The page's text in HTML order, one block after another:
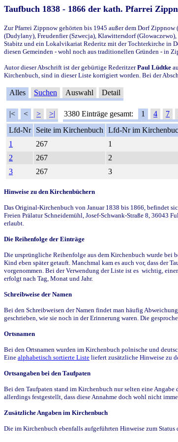
Taufbuch 1838 - 1866 der kath. Pfarrei
Zur Pfarrei Zippnow gehörten bis 1945 außer dem Dorf
(Dudylany), Freudenfier (Szwecja), Klawittersdorf
Stabitz und ein Lokalvikariat Rederitz mit der Tochterkirche in
diesen Gemeinden - wohl noch aus traditionellen Gründen - in
Autor dieser Abschrift ist der gebürtige RederitzerPaul Lüdtke
Kirchenbuch, sind in dieser Liste korrigiert worden. Bei der
Alles Suchen Auswahl Detail
|< < > >| 3380 Einträge gesamt: 1 4 7
Lfd-Nr
Seite im Kirchenbuch Lfd-Nr im
1
267 1
2
267 2
3
267 3
Hinweise zu den Kirchenbüchern
Das Original-Kirchenbuch von Januar 1838 bis 1866, befindet
Freien Prälatur Schneidemühl, Josef-Schwank-Straße 8, 36043
erlaubt.
Die Reihenfolge der Einträge
Die ursprüngliche Reihenfolge aus dem Kirchenbuch wurde bei
Kind eben später getauft. Manchmal kam es auch vor, dass der
vorgenommen. Bei der Verwendung der Liste ist es wichtig,
erfolgt nach Tag, Monat und Jahr.
Schreibweise der Namen
Bei den Schreibweisen der Namen findet man häufig
geschrieben, wie sie noch in der Erinnerung waren. Die
Ortsnamen
Bei den Ortsnamen wurden im Kirchenbuch polnische und
Eine alphabetisch sortierte Liste liefert zusätzliche Hinweise zu
Ortsangaben bei den Taufpaten
Bei den Taufpaten stand im Kirchenbuch nur selten eine
allerdings festgestellt, dass diese Annahme doch wohl nicht
Zusätzliche Angaben im Kirchenbuch
Die im Kirchenbuch ebenfalls aufgeführten Hinweise zum